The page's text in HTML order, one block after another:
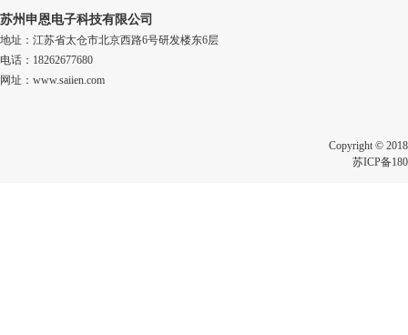
苏州申恩电子科技有限公司
地址：江苏省太仓市北京西路6号研发楼东6层
电话：18262677680
网址：www.saiien.com
Copyright ©
苏ICP备